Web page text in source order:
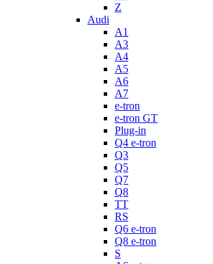
Z
Audi
A1
A3
A4
A5
A6
A7
e-tron
e-tron GT
Plug-in
Q4 e-tron
Q3
Q5
Q7
Q8
TT
RS
Q6 e-tron
Q8 e-tron
S